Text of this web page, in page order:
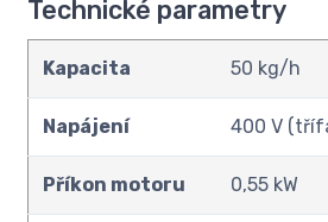
Technické parametry
Kapacita 50 kg/h
Napájení 400 V
Příkon motoru 0,55 kW